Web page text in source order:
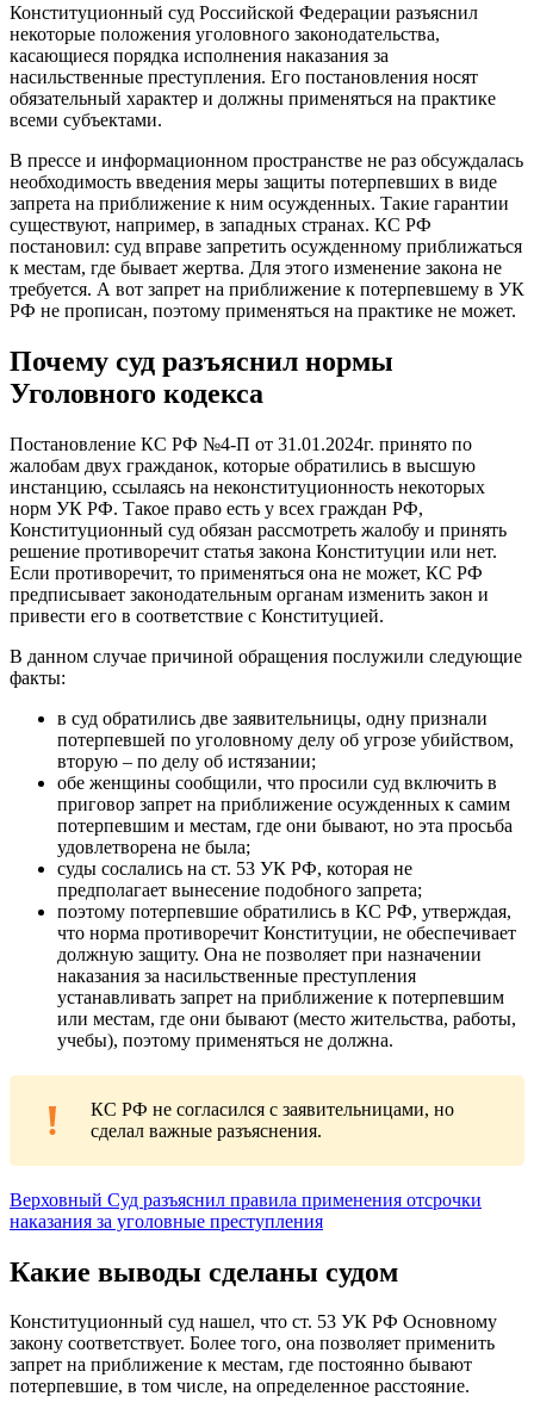
Конституционный суд Российской Федерации разъяснил
некоторые положения уголовного законодательства,
касающиеся порядка исполнения наказания за
насильственные преступления. Его постановления носят
обязательный характер и должны применяться на практике
всеми субъектами.
В прессе и информационном пространстве не раз обсуждалась
необходимость введения меры защиты потерпевших в виде
запрета на приближение к ним осужденных. Такие гарантии
существуют, например, в западных странах. КС РФ
постановил: суд вправе запретить осужденному приближаться
к местам, где бывает жертва. Для этого изменение закона не
требуется. А вот запрет на приближение к потерпевшему в УК
РФ не прописан, поэтому применяться на практике не может.
Почему суд разъяснил нормы
Уголовного кодекса
Постановление КС РФ №4-П от 31.01.2024г. принято по
жалобам двух гражданок, которые обратились в высшую
инстанцию, ссылаясь на неконституционность некоторых
норм УК РФ. Такое право есть у всех граждан РФ,
Конституционный суд обязан рассмотреть жалобу и принять
решение противоречит статья закона Конституции или нет.
Если противоречит, то применяться она не может, КС РФ
предписывает законодательным органам изменить закон и
привести его в соответствие с Конституцией.
В данном случае причиной обращения послужили следующие
факты:
в суд обратились две заявительницы, одну признали
потерпевшей по уголовному делу об угрозе убийством,
вторую – по делу об истязании;
обе женщины сообщили, что просили суд включить в
приговор запрет на приближение осужденных к самим
потерпевшим и местам, где они бывают, но эта просьба
удовлетворена не была;
суды сослались на ст. 53 УК РФ, которая не
предполагает вынесение подобного запрета;
поэтому потерпевшие обратились в КС РФ, утверждая,
что норма противоречит Конституции, не обеспечивает
должную защиту. Она не позволяет при назначении
наказания за насильственные преступления
устанавливать запрет на приближение к потерпевшим
или местам, где они бывают (место жительства, работы,
учебы), поэтому применяться не должна.
КС РФ не согласился с заявительницами, но
сделал важные разъяснения.
Верховный Суд разъяснил правила применения отсрочки
наказания за уголовные преступления
Какие выводы сделаны судом
Конституционный суд нашел, что ст. 53 УК РФ Основному
закону соответствует. Более того, она позволяет применить
запрет на приближение к местам, где постоянно бывают
потерпевшие, в том числе, на определенное расстояние.